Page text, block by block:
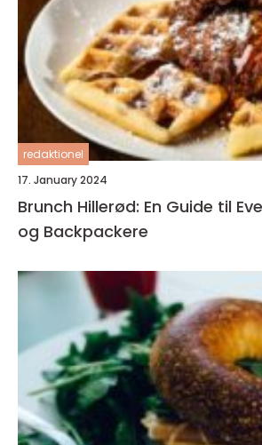
redaktionel
17. January 2024
Brunch Hillerød: En Guide til
og Backpackere